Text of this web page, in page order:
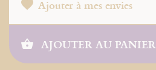
Ajouter à mes envies
AJOUTER AU PANIER